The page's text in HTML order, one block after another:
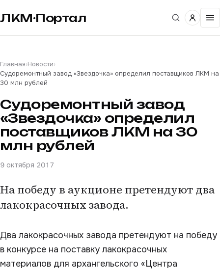
ЛКМ·Портал
Главная›Новости›
Судоремонтный завод «Звездочка» определил поставщиков ЛКМ на
30 млн рублей
Судоремонтный завод
«Звездочка» определил
поставщиков ЛКМ на 30
млн рублей
9 октября 2017
На победу в аукционе претендуют два
лакокрасочных завода.
Два лакокрасочных завода претендуют на победу
в конкурсе на поставку лакокрасочных
материалов для архангельского «Центра